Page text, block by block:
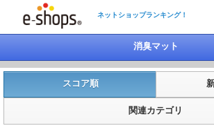
ネットショップランキング！
消臭マット
スコア順
関連カテゴリ